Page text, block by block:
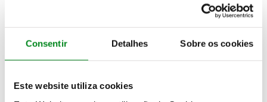
Consentir Detalhes Sobre os cookies
Este website utiliza cookies